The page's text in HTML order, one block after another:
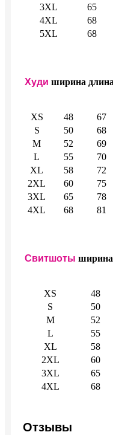
3XL
65
4XL
68
5XL
68
Худи ширина длина
XS 48
67
S
50
68
M
52
69
L
55
70
XL
58
72
2XL
60
75
3XL
65
78
4XL
68 81
Свитшоты ширина
XS 48
S
50
M
52
L
55
XL
58
2XL
60
3XL
65
4XL
68
Отзывы